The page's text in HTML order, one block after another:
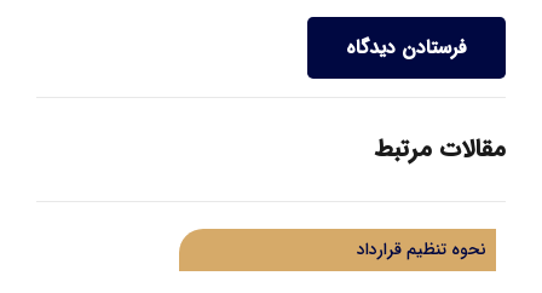
فرستادن دیدگاه
مقالات مرتبط
نحوه تنظیم قرارداد